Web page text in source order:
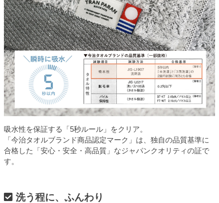
吸水性を保証する「5秒ルール」をクリア。
「今治タオルブランド商品認定マーク」は、独自の品質基準に
合格した「安心・安全・高品質」なジャパンクオリティの証で
す。
洗う程に、ふんわり